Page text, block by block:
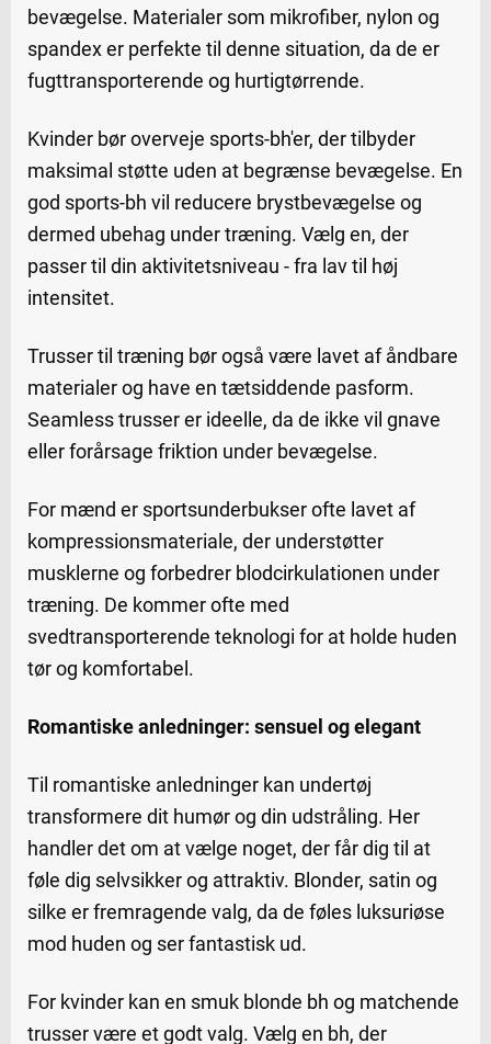
bevægelse. Materialer som mikrofiber, nylon og
spandex er perfekte til denne situation, da de er
fugttransporterende og hurtigtørrende.
Kvinder bør overveje sports-bh'er, der tilbyder
maksimal støtte uden at begrænse bevægelse. En
god sports-bh vil reducere brystbevægelse og
dermed ubehag under træning. Vælg en, der
passer til din aktivitetsniveau - fra lav til høj
intensitet.
Trusser til træning bør også være lavet af åndbare
materialer og have en tætsiddende pasform.
Seamless trusser er ideelle, da de ikke vil gnave
eller forårsage friktion under bevægelse.
For mænd er sportsunderbukser ofte lavet af
kompressionsmateriale, der understøtter
musklerne og forbedrer blodcirkulationen under
træning. De kommer ofte med
svedtransporterende teknologi for at holde huden
tør og komfortabel.
Romantiske anledninger: sensuel og elegant
Til romantiske anledninger kan undertøj
transformere dit humør og din udstråling. Her
handler det om at vælge noget, der får dig til at
føle dig selvsikker og attraktiv. Blonder, satin og
silke er fremragende valg, da de føles luksuriøse
mod huden og ser fantastisk ud.
For kvinder kan en smuk blonde bh og matchende
trusser være et godt valg. Vælg en bh, der